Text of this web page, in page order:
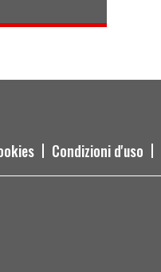
Condizioni d'uso